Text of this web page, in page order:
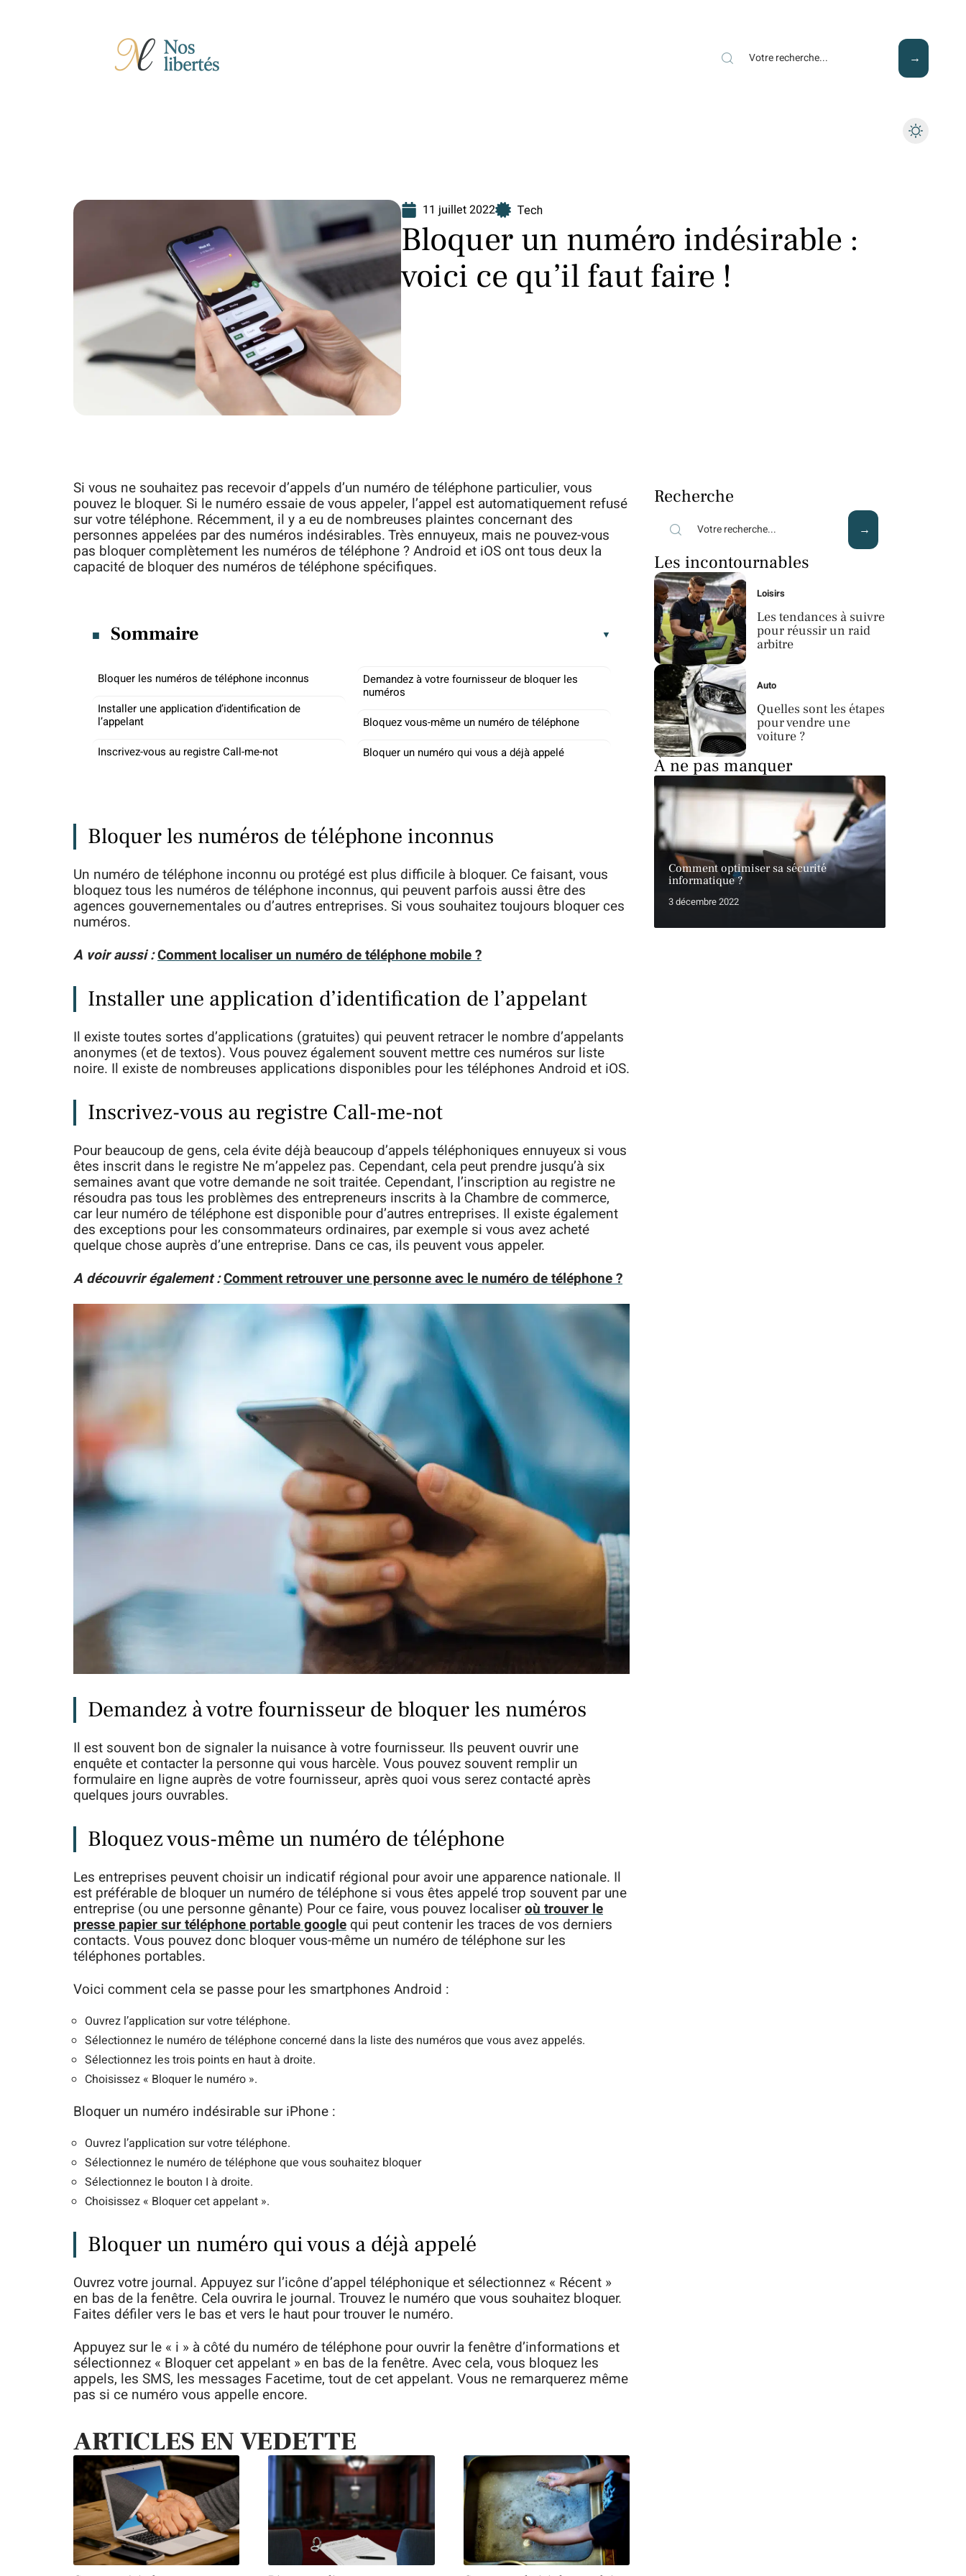
11 juillet 2022 Tech
Bloquer un numéro indésirable :
voici ce qu’il faut faire !
Si vous ne souhaitez pas recevoir d’appels d’un numéro de téléphone particulier, vous
pouvez le bloquer. Si le numéro essaie de vous appeler, l’appel est automatiquement refusé
sur votre téléphone. Récemment, il y a eu de nombreuses plaintes concernant des
personnes appelées par des numéros indésirables. Très ennuyeux, mais ne pouvez-vous
pas bloquer complètement les numéros de téléphone ? Android et iOS ont tous deux la
capacité de bloquer des numéros de téléphone spécifiques.
Sommaire
Bloquer les numéros de téléphone inconnus
Installer une application d’identification de
l’appelant
Inscrivez-vous au registre Call-me-not
Demandez à votre fournisseur de bloquer les
numéros
Bloquez vous-même un numéro de téléphone
Bloquer un numéro qui vous a déjà appelé
Bloquer les numéros de téléphone inconnus
Un numéro de téléphone inconnu ou protégé est plus difficile à bloquer. Ce faisant, vous
bloquez tous les numéros de téléphone inconnus, qui peuvent parfois aussi être des
agences gouvernementales ou d’autres entreprises. Si vous souhaitez toujours bloquer ces
numéros.
A voir aussi :Comment localiser un numéro de téléphone mobile ?
Installer une application d’identification de l’appelant
Il existe toutes sortes d’applications (gratuites) qui peuvent retracer le nombre d’appelants
anonymes (et de textos). Vous pouvez également souvent mettre ces numéros sur liste
noire. Il existe de nombreuses applications disponibles pour les téléphones Android et iOS.
Inscrivez-vous au registre Call-me-not
Pour beaucoup de gens, cela évite déjà beaucoup d’appels téléphoniques ennuyeux si vous
êtes inscrit dans le registre Ne m’appelez pas. Cependant, cela peut prendre jusqu’à six
semaines avant que votre demande ne soit traitée. Cependant, l’inscription au registre ne
résoudra pas tous les problèmes des entrepreneurs inscrits à la Chambre de commerce,
car leur numéro de téléphone est disponible pour d’autres entreprises. Il existe également
des exceptions pour les consommateurs ordinaires, par exemple si vous avez acheté
quelque chose auprès d’une entreprise. Dans ce cas, ils peuvent vous appeler.
A découvrir également :Comment retrouver une personne avec le numéro de téléphone ?
Demandez à votre fournisseur de bloquer les numéros
Il est souvent bon de signaler la nuisance à votre fournisseur. Ils peuvent ouvrir une
enquête et contacter la personne qui vous harcèle. Vous pouvez souvent remplir un
formulaire en ligne auprès de votre fournisseur, après quoi vous serez contacté après
quelques jours ouvrables.
Bloquez vous-même un numéro de téléphone
Les entreprises peuvent choisir un indicatif régional pour avoir une apparence nationale. Il
est préférable de bloquer un numéro de téléphone si vous êtes appelé trop souvent par une
entreprise (ou une personne gênante) Pour ce faire, vous pouvez localiseroù trouver le
presse papier sur téléphone portable google qui peut contenir les traces de vos derniers
contacts. Vous pouvez donc bloquer vous-même un numéro de téléphone sur les
téléphones portables.
Voici comment cela se passe pour les smartphones Android :
Ouvrez l’application sur votre téléphone.
Sélectionnez le numéro de téléphone concerné dans la liste des numéros que vous avez appelés.
Sélectionnez les trois points en haut à droite.
Choisissez « Bloquer le numéro ».
Bloquer un numéro indésirable sur iPhone :
Ouvrez l’application sur votre téléphone.
Sélectionnez le numéro de téléphone que vous souhaitez bloquer
Sélectionnez le bouton I à droite.
Choisissez « Bloquer cet appelant ».
Bloquer un numéro qui vous a déjà appelé
Ouvrez votre journal. Appuyez sur l’icône d’appel téléphonique et sélectionnez « Récent »
en bas de la fenêtre. Cela ouvrira le journal. Trouvez le numéro que vous souhaitez bloquer.
Faites défiler vers le bas et vers le haut pour trouver le numéro.
Appuyez sur le « i » à côté du numéro de téléphone pour ouvrir la fenêtre d’informations et
sélectionnez « Bloquer cet appelant » en bas de la fenêtre. Avec cela, vous bloquez les
appels, les SMS, les messages Facetime, tout de cet appelant. Vous ne remarquerez même
pas si ce numéro vous appelle encore.
ARTICLES EN VEDETTE
Recherche
Les incontournables
Loisirs
Les tendances à suivre
pour réussir un raid
arbitre
Auto
Quelles sont les étapes
pour vendre une
voiture ?
À ne pas manquer
Comment optimiser sa sécurité
informatique ?
3 décembre 2022